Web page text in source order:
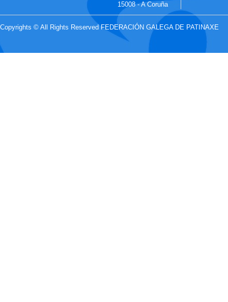
15008 - A Coruña
Copyrights © All Rights Reserved FEDERACIÓN GALEGA DE PATINAXE